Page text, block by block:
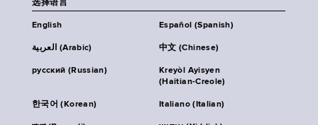
选择语言
English Español (Spanish)
العربية (Arabic) 中文 (Chinese)
русский (Russian)
Kreyòl Ayisyen
(Haitian-Creole)
한국어 (Korean) Italiano (Italian)